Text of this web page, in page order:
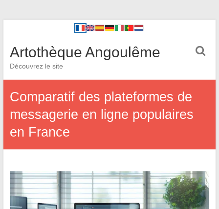
Artothèque Angoulême
Découvrez le site
Comparatif des plateformes de
messagerie en ligne populaires
en France